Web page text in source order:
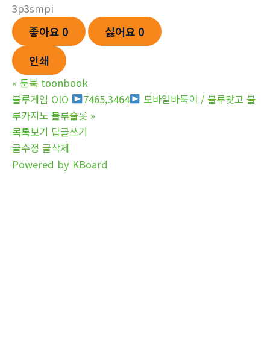
3p3smpi
좋아요 0 싫어요 0
인쇄
« 툰북 toonbook
블루게임 OIO
7465,3464
모바일바둑이 / 블루맞고 블
루카지노 블루슬롯 »
목록보기 답글쓰기
글수정 글삭제
Powered by KBoard